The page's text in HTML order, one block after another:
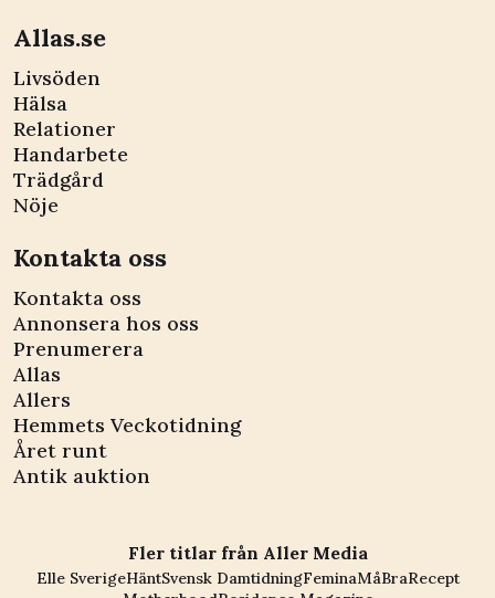
Allas.se
Livsöden
Hälsa
Relationer
Handarbete
Trädgård
Nöje
Kontakta oss
Kontakta oss
Annonsera hos oss
Prenumerera
Allas
Allers
Hemmets Veckotidning
Året runt
Antik auktion
Fler titlar från Aller Media
Elle SverigeHäntSvensk DamtidningFeminaMåBraRecept